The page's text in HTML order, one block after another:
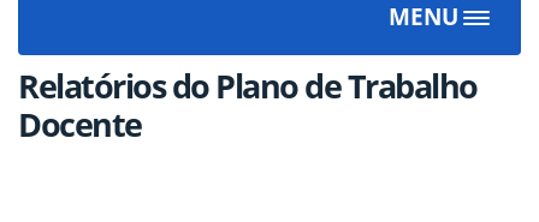
MENU
Toggle
Relatórios do Plano de Trabalho
Docente